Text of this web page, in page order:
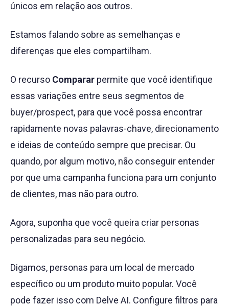
únicos em relação aos outros.
Estamos falando sobre as semelhanças e
diferenças que eles compartilham.
O recurso Comparar permite que você identifique
essas variações entre seus segmentos de
buyer/prospect, para que você possa encontrar
rapidamente novas palavras-chave, direcionamento
e ideias de conteúdo sempre que precisar. Ou
quando, por algum motivo, não conseguir entender
por que uma campanha funciona para um conjunto
de clientes, mas não para outro.
Agora, suponha que você queira criar personas
personalizadas para seu negócio.
Digamos, personas para um local de mercado
específico ou um produto muito popular. Você
pode fazer isso com Delve AI. Configure filtros para